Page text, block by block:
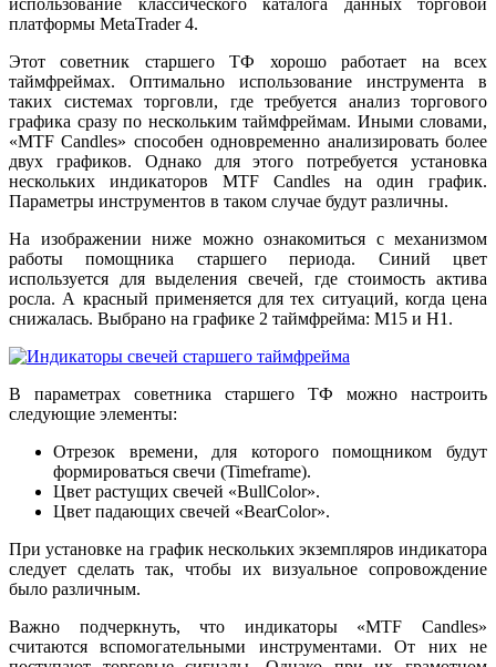
использование классического каталога данных торговой
платформы MetaTrader 4.
Этот советник старшего ТФ хорошо работает на всех
таймфреймах. Оптимально использование инструмента в
таких системах торговли, где требуется анализ торгового
графика сразу по нескольким таймфреймам. Иными словами,
«MTF Candles» способен одновременно анализировать более
двух графиков. Однако для этого потребуется установка
нескольких индикаторов MTF Candles на один график.
Параметры инструментов в таком случае будут различны.
На изображении ниже можно ознакомиться с механизмом
работы помощника старшего периода. Синий цвет
используется для выделения свечей, где стоимость актива
росла. А красный применяется для тех ситуаций, когда цена
снижалась. Выбрано на графике 2 таймфрейма: M15 и H1.
В параметрах советника старшего ТФ можно настроить
следующие элементы:
Отрезок времени, для которого помощником будут
формироваться свечи (Timeframe).
Цвет растущих свечей «BullColor».
Цвет падающих свечей «BearColor».
При установке на график нескольких экземпляров индикатора
следует сделать так, чтобы их визуальное сопровождение
было различным.
Важно подчеркнуть, что индикаторы «MTF Candles»
считаются вспомогательными инструментами. От них не